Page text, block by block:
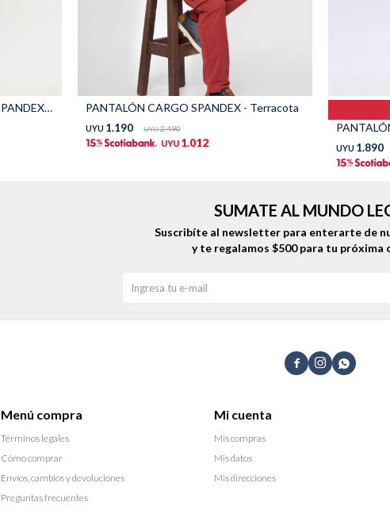
PANTALÓN 5 BOLSILLOS CON SPANDEX - Beige PANTALÓN CARGO SPANDEX - Terracota
UYU 1.190 UYU 2.490
UYU 1.012 UYU 1.890
  
Menú compra
Términos legales
Cómo comprar
Envíos, cambios y devoluciones
Preguntas frecuentes
Mi cuenta
Mis compras
Mis datos
Mis direcciones
SUMATE AL MUNDO
Suscribíte al newsletter para enterarte de
y te regalamos $500 para tu próxima